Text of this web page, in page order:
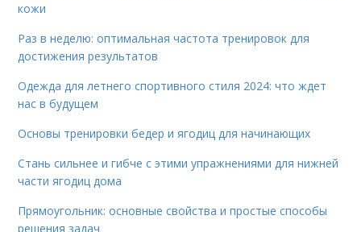
кожи
Раз в неделю: оптимальная частота тренировок для
достижения результатов
Одежда для летнего спортивного стиля 2024: что ждет
нас в будущем
Основы тренировки бедер и ягодиц для начинающих
Стань сильнее и гибче с этими упражнениями для нижней
части ягодиц дома
Прямоугольник: основные свойства и простые способы
решения задач